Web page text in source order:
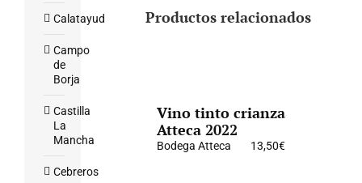
Productos relacionados
Vino tinto crianza
Atteca 2022
Bodega Atteca 13,50€
Calatayud
Campo
de
Borja
Castilla
La
Mancha
Cebreros